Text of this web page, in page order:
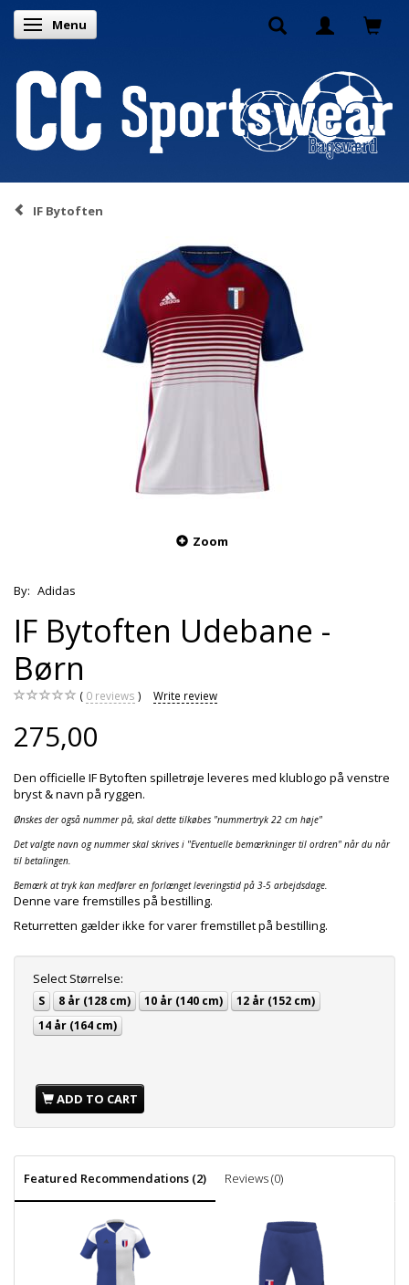
Toggle navigation
Menu
IF Bytoften
Zoom
By: Adidas
IF Bytoften Udebane -
Børn
0 reviews Write review
275,00
Den officielle IF Bytoften spilletrøje leveres med klublogo på venstre
bryst & navn på ryggen.
Ønskes der også nummer på, skal dette tilkøbes "nummertryk 22 cm høje"
Det valgte navn og nummer skal skrives i "Eventuelle bemærkninger til ordren" når du når
til betalingen.
Bemærk at tryk kan medfører en forlænget leveringstid på 3-5 arbejdsdage.
Denne vare fremstilles på bestilling.
Returretten gælder ikke for varer fremstillet på bestilling.
Select Størrelse:
S 8 år (128 cm) 10 år (140 cm)
12 år (152 cm)
14 år (164 cm)
ADD TO CART
Featured Recommendations (2) Reviews (0)